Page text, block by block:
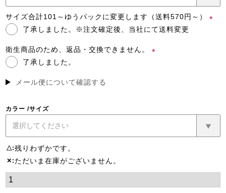
須)
サイズ合計101～ゆうパックに変更します（送料570円～）
了承しました。※注文確定後、当社にて送料変更
衛生商品のため、返品・交換できません。
了承しました。
メール便について確認する
カラー サイズ
△ 残りわずかです。
✕ ただいま在庫がございません。